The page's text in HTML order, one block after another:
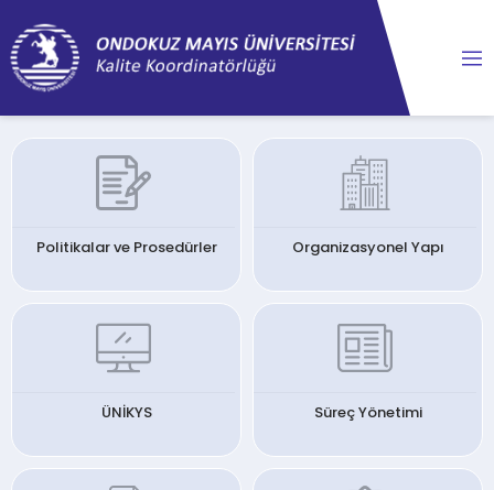
Politikalar ve Prosedürler Organizasyonel Yapı
ÜNİKYS Süreç Yönetimi